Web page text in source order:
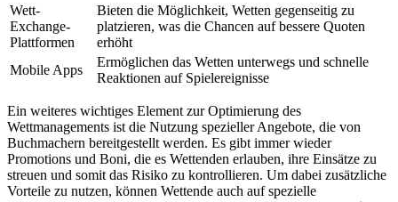
Wett-
Exchange-
Plattformen
Bieten die Möglichkeit, Wetten gegenseitig zu
platzieren, was die Chancen auf bessere Quoten
erhöht
Mobile Apps
Ermöglichen das Wetten unterwegs und schnelle
Reaktionen auf Spielereignisse
Ein weiteres wichtiges Element zur Optimierung des
Wettmanagements ist die Nutzung spezieller Angebote, die von
Buchmachern bereitgestellt werden. Es gibt immer wieder
Promotions und Boni, die es Wettenden erlauben, ihre Einsätze zu
streuen und somit das Risiko zu kontrollieren. Um dabei zusätzliche
Vorteile zu nutzen, können Wettende auch auf spezielle